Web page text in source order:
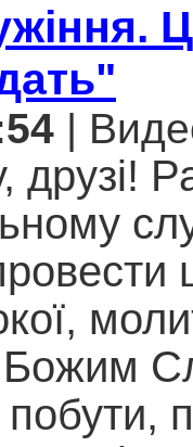
|
друзі!